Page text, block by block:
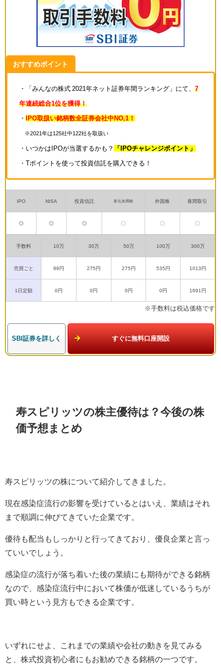
おすすめポイント
・「みんなの株式 2021年ネット証券年間ランキング」にて、 7
年連続総合1位を獲得！
・ IPO取扱い銘柄数全証券会社中NO,1！
※2021年は125社中122社を取扱い
・いつかはIPOが当選するかも？ 「IPOチャレンジポイント」
・Tポイントを使って投資信託を購入できる！
IPO NISA 投資信託 単元未満株 外国株 夜間取引
◎ ◎ ◎ 〇 〇 〇
手数料 10万 30万 50万 100万 300万
売買ごと 99円 275円 275円 535円 1013円
1日定額 0円 0円 0円 0円 1691円
※手数料は税込価格です
SBI証券を詳しく すぐに無料口座開設
寿スピリッツの株主優待は？今後の株
価予想まとめ
寿スピリッツの株について紹介してきました。
現在感染症流行の影響を受けているとはいえ、業績はそれ
まで順調に伸びてきていた企業です。
優待も配当もしっかりと行ってきており、優良企業と言っ
ていいでしょう。
感染症の流行が落ち着いた後の業績にも期待ができる銘柄
なので、感染症流行中において株価が低迷しているうちが
買い時という見方もできる企業です。
いずれにせよ、これまでの業績や会社の動きを見てみる
と、株式投資初心者にもお勧めできる銘柄の一つです。